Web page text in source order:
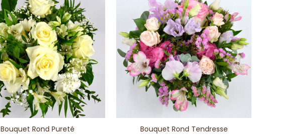
Bouquet Rond Pureté Bouquet Rond Tendresse